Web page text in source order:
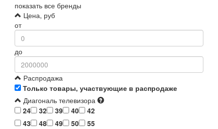
показать все бренды
Цена, руб
от
до
Распродажа
Только товары, участвующие в распродаже
Диагональ телевизора
24
32 39 40
42
43
48 49 50
55